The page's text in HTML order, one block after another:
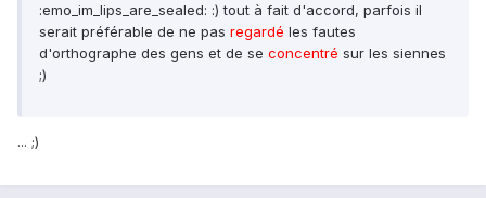
:emo_im_lips_are_sealed: :) tout à fait d'accord, parfois il
serait préférable de ne pas regardé les fautes
d'orthographe des gens et de se concentré sur les siennes
;)
... ;)